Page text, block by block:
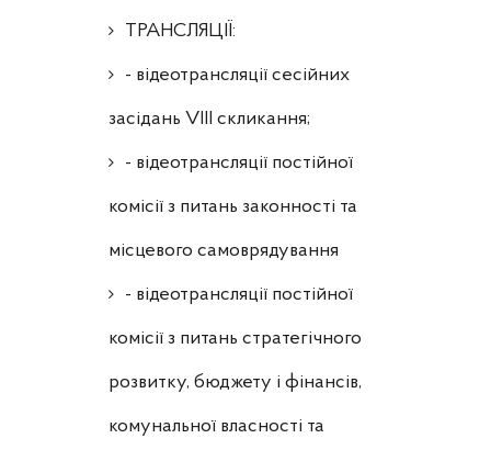
ТРАНСЛЯЦІЇ:
- відеотрансляції сесійних
засідань VIII скликання;
- відеотрансляції постійної
комісії з питань законності та
місцевого самоврядування
- відеотрансляції постійної
комісії з питань стратегічного
розвитку, бюджету і фінансів,
комунальної власності та